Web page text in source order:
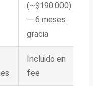
(~$190.000)
— 6 meses
gracia
Incluido en
fee